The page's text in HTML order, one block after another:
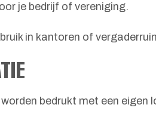
je bedrijf of vereniging.
in kantoren of
bedrukt met een eigen